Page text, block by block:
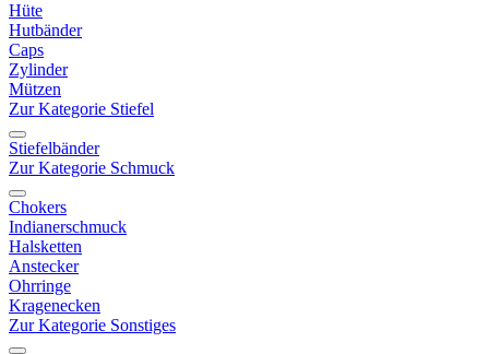
Hüte
Hutbänder
Caps
Zylinder
Mützen
Zur Kategorie Stiefel
Stiefelbänder
Zur Kategorie Schmuck
Chokers
Indianerschmuck
Halsketten
Anstecker
Ohrringe
Kragenecken
Zur Kategorie Sonstiges